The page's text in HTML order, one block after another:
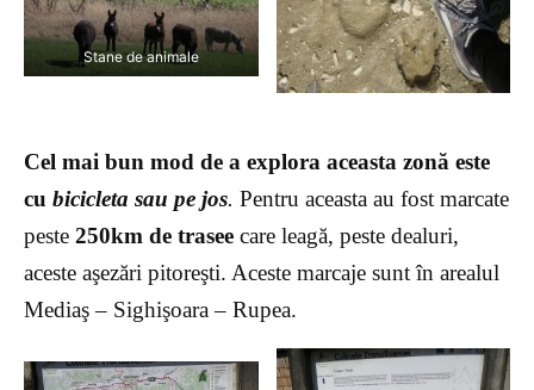
Stane de animale
Cel mai bun mod de a explora aceasta zonă este
cu bicicleta sau pe jos. Pentru aceasta au fost marcate
peste 250km de trasee care leagă, peste dealuri,
aceste aşezări pitoreşti. Aceste marcaje sunt în arealul
Mediaş – Sighişoara – Rupea.